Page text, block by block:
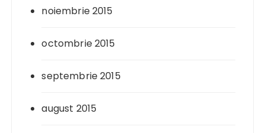
noiembrie 2015
octombrie 2015
septembrie 2015
august 2015